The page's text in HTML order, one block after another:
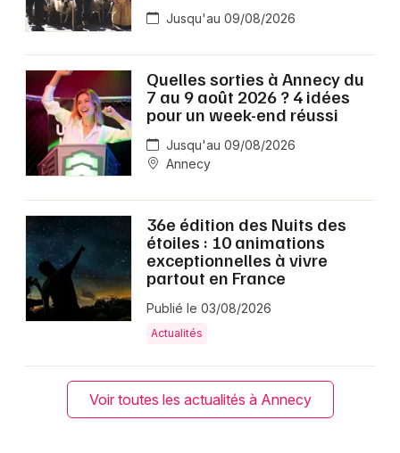
Jusqu'au 09/08/2026
Quelles sorties à Annecy du
7 au 9 août 2026 ? 4 idées
pour un week-end réussi
Jusqu'au 09/08/2026
Annecy
36e édition des Nuits des
étoiles : 10 animations
exceptionnelles à vivre
partout en France
Publié le 03/08/2026
Actualités
Voir toutes les actualités à Annecy